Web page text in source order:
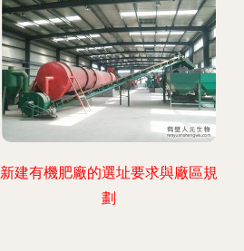
新建有機肥廠的選址要求與廠區規
劃